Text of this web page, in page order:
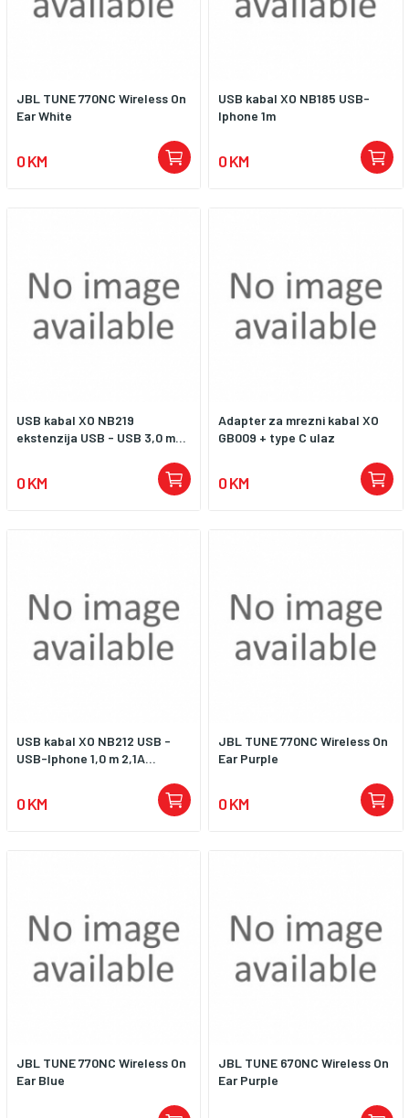
JBL TUNE 770NC Wireless On
Ear White
0 KM
USB kabal XO NB185 USB-
Iphone 1m
0 KM
USB kabal XO NB219
ekstenzija USB - USB 3,0 m...
0 KM
Adapter za mrezni kabal XO
GB009 + type C ulaz
0 KM
USB kabal XO NB212 USB -
USB-Iphone 1,0 m 2,1A...
0 KM
JBL TUNE 770NC Wireless On
Ear Purple
0 KM
JBL TUNE 770NC Wireless On
Ear Blue
JBL TUNE 670NC Wireless On
Ear Purple